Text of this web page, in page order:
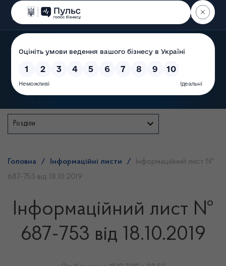
Пошук
Розділи
Головна / Інформаційні листи /
Інформаційний лист №
687-753 від 18.10.2019
Інформаційний лист №
687-753 від 18.10.2019